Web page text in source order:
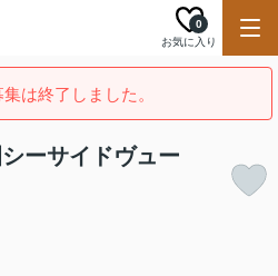
お気に入り
0
は終了しました。
ーサイドヴュー